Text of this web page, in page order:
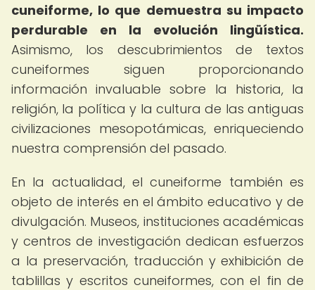
cuneiforme, lo que demuestra su impacto
perdurable en la evolución lingüística.
Asimismo, los descubrimientos de textos
cuneiformes siguen proporcionando
información invaluable sobre la historia, la
religión, la política y la cultura de las antiguas
civilizaciones mesopotámicas, enriqueciendo
nuestra comprensión del pasado.
En la actualidad, el cuneiforme también es
objeto de interés en el ámbito educativo y de
divulgación. Museos, instituciones académicas
y centros de investigación dedican esfuerzos
a la preservación, traducción y exhibición de
tablillas y escritos cuneiformes, con el fin de